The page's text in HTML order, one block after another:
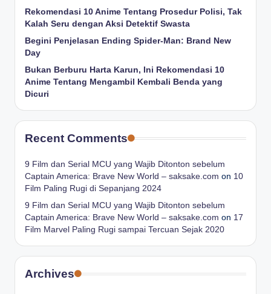
Rekomendasi 10 Anime Tentang Prosedur Polisi, Tak
Kalah Seru dengan Aksi Detektif Swasta
Begini Penjelasan Ending Spider-Man: Brand New
Day
Bukan Berburu Harta Karun, Ini Rekomendasi 10
Anime Tentang Mengambil Kembali Benda yang
Dicuri
Recent Comments
9 Film dan Serial MCU yang Wajib Ditonton sebelum
Captain America: Brave New World – saksake.com on 10
Film Paling Rugi di Sepanjang 2024
9 Film dan Serial MCU yang Wajib Ditonton sebelum
Captain America: Brave New World – saksake.com on 17
Film Marvel Paling Rugi sampai Tercuan Sejak 2020
Archives